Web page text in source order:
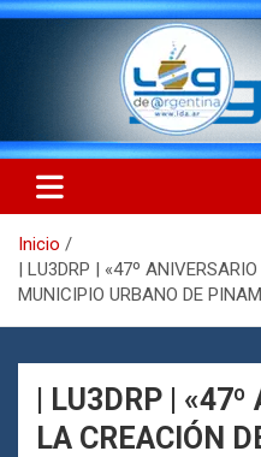
Saltar
LdA (Log de
LdA (Log de Argentina)
Inicio
| LU3DRP | «47º
MUNICIPIO URBANO DE
| LU3DRP |
LA CREACIÓN